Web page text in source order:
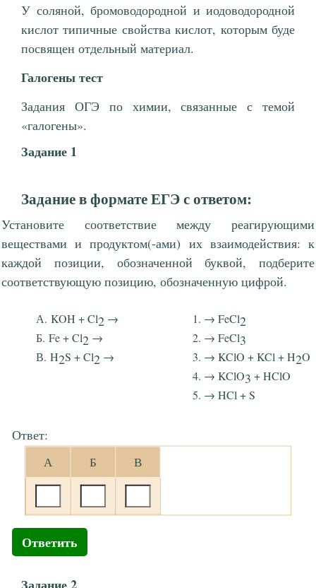
У соляной, бромоводородной и иодоводородной
кислот типичные свойства кислот, которым буде
посвящен отдельный материал.
Галогены тест
Задания ОГЭ по химии, связанные с темой
«галогены».
Задание 1
Задание в формате ЕГЭ с ответом:
Установите соответствие между реагирующими
веществами и продуктом(-ами) их взаимодействия: к
каждой позиции, обозначенной буквой, подберите
соответствующую позицию, обозначенную цифрой.
KOH + Cl2 →
Fe + Cl2 →
H2S + Cl2 →
→ FeCl2
→ FeCl3
→ KClO + KCl + H2O
→ KClO3 + HClO
→ HCl + S
Ответ:
А Б В
Ответить